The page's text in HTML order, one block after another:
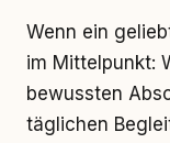
Wenn ein
im Mittelpunkt:
bewussten
täglichen